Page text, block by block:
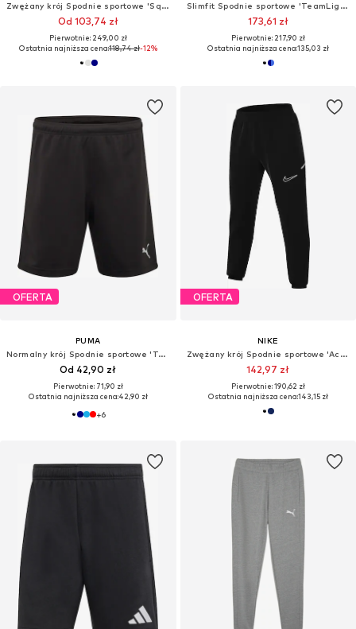
Zwężany krój Spodnie sportowe 'Squadra 25'
Od 103,74 zł
Pierwotnie: 249,00 zł
Ostatnia najniższa cena:118,74 zł-12%
Slimfit Spodnie sportowe 'TeamLiga26'
173,61 zł
Pierwotnie: 217,90 zł
Ostatnia najniższa cena:135,03 zł
OFERTA
PUMA
Normalny krój Spodnie sportowe 'TeamRise'
Od 42,90 zł
Pierwotnie: 71,90 zł
Ostatnia najniższa cena:42,90 zł
+6
OFERTA
NIKE
Zwężany krój Spodnie sportowe 'Academy 25'
142,97 zł
Pierwotnie: 190,62 zł
Ostatnia najniższa cena:143,15 zł